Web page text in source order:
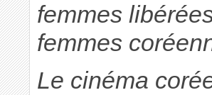
femmes
femmes
Le cinéma